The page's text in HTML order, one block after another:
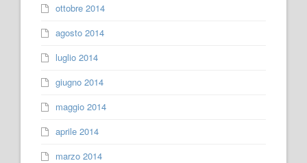
ottobre 2014
agosto 2014
luglio 2014
giugno 2014
maggio 2014
aprile 2014
marzo 2014